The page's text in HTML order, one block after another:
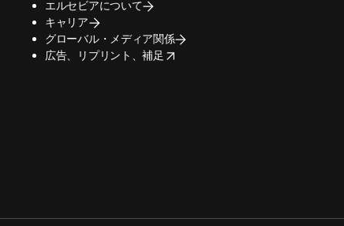
エルセビアについて
キャリア
グローバル・メディア関係
広告、リプリント、補足
opens in new tab/window